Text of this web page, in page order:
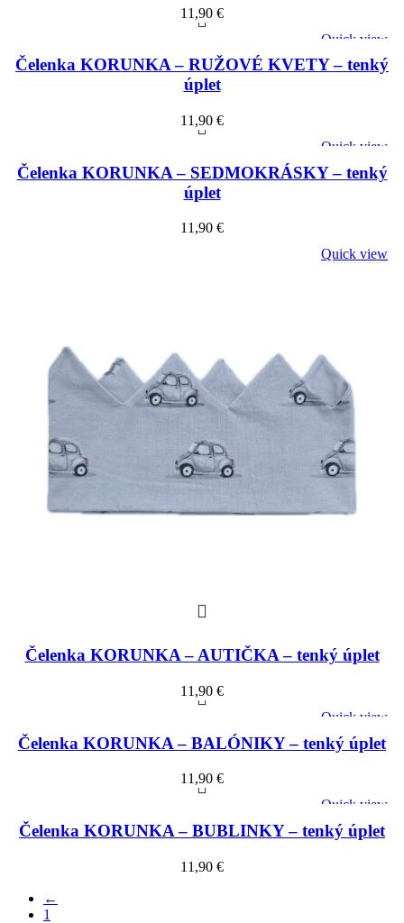
11,90 €
Quick view
Čelenka KORUNKA – RUŽOVÉ KVETY – tenký
úplet
11,90 €
Quick view
Čelenka KORUNKA – SEDMOKRÁSKY – tenký
úplet
11,90 €
Quick view
Čelenka KORUNKA – AUTIČKA – tenký úplet
11,90 €
Quick view
Čelenka KORUNKA – BALÓNIKY – tenký úplet
11,90 €
Quick view
Čelenka KORUNKA – BUBLINKY – tenký úplet
11,90 €
←
1